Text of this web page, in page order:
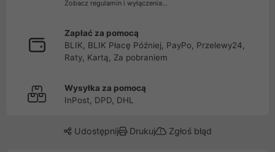
Zobacz regulamin i wyłączenia...
Zapłać za pomocą
BLIK, BLIK Płacę Później, PayPo, Przelewy24,
Raty, Kartą, Za pobraniem
Wysyłka za pomocą
InPost, DPD, DHL
Udostępnij Drukuj Zgłoś błąd